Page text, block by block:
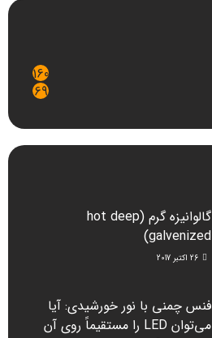
160
69
گالوانیزه گرم (hot deep
galvenized)
26 اکتبر 2017
فنس چمنی با نور خورشیدی: آیا
می‌توان LED را مستقیماً روی آن